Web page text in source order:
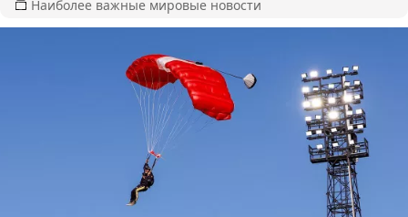
Наиболее важные мировые новости